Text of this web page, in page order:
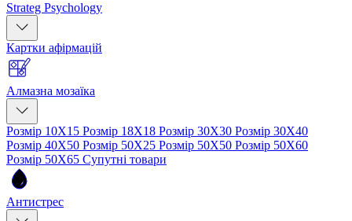
Strateg Psychology
Картки афірмацій
Алмазна мозаїка
Розмір 10Х15 Розмір 18Х18 Розмір 30Х30 Розмір 30Х40
Розмір 40Х50 Розмір 50Х25 Розмір 50Х50 Розмір 50Х60
Розмір 50Х65 Супутні товари
Антистрес